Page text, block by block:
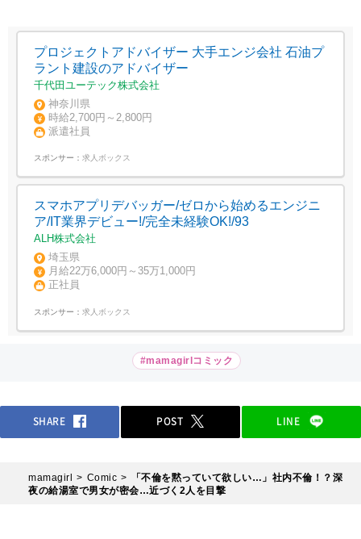
プロジェクトアドバイザー 大手エンジ会社 石油プ
ラント建設のアドバイザー
千代田ユーテック株式会社
神奈川県
時給2,700円～2,800円
派遣社員
スポンサー： 求人ボックス
スマホアプリデバッガー/ゼロから始めるエンジニ
ア/IT業界デビュー!/完全未経験OK!/93
ALH株式会社
埼玉県
月給22万6,000円～35万1,000円
正社員
スポンサー： 求人ボックス
#mamagirlコミック
SHARE POST LINE
mamagirl Comic
「不倫を黙っていて欲しい…」社内不倫！？深
夜の給湯室で男女が密会…近づく2人を目撃